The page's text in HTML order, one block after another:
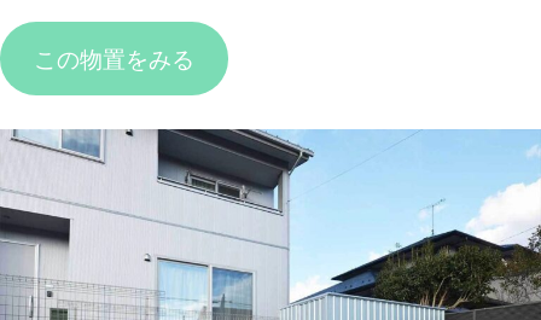
この物置をみる